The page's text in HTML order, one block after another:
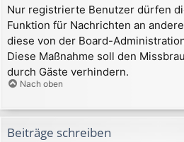
Nur registrierte Benutzer dürfen
Funktion für Nachrichten an
diese von der Board-
Diese Maßnahme soll den
durch Gäste verhindern.
Nach oben
Beiträge schreiben